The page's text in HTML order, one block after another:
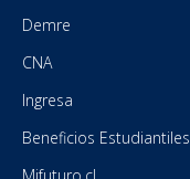
Demre
CNA
Ingresa
Beneficios Estudiantiles